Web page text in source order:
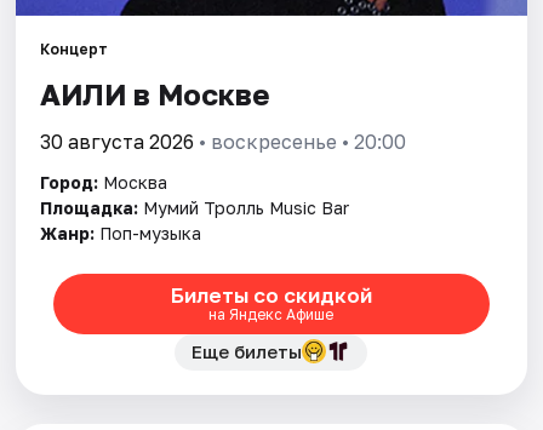
Концерт
АИЛИ в Москве
30 августа 2026 • воскресенье • 20:00
Город: Москва
Площадка: Мумий Тролль Music Bar
Жанр: Поп-музыка
Билеты со скидкой
на Яндекс Афише
Еще билеты